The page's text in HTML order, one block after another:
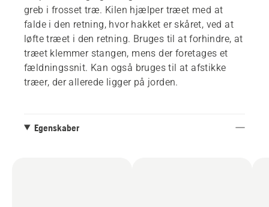
greb i frosset træ. Kilen hjælper træet med at
falde i den retning, hvor hakket er skåret, ved at
løfte træet i den retning. Bruges til at forhindre, at
træet klemmer stangen, mens der foretages et
fældningssnit. Kan også bruges til at afstikke
træer, der allerede ligger på jorden.
Egenskaber